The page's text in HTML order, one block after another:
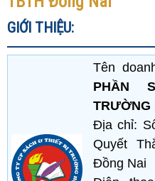
GIỚI THIỆU:
Tên
PHẦN
TRƯỜNG
Địa chỉ:
Quyết
Đồng Nai